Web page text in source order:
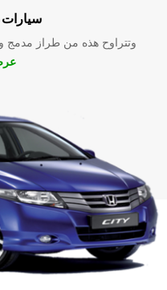
سيارات
وتتراوح هذه من طراز مدمج